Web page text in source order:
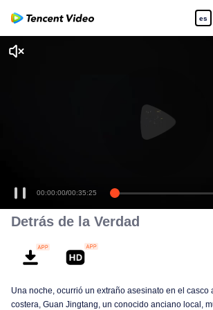
es
00:00:00/00:35:25
Detrás de la Verdad
Una noche, ocurrió un extraño asesinato en el casco
costera, Guan Jingtang, un conocido anciano local,